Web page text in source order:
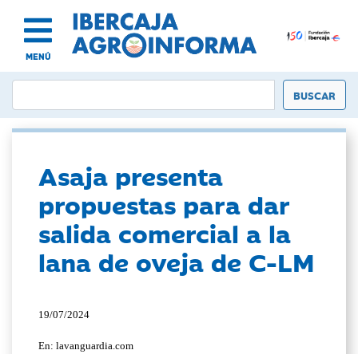
MENÚ
Asaja presenta
propuestas para dar
salida comercial a la
lana de oveja de C-LM
19/07/2024
En: lavanguardia.com